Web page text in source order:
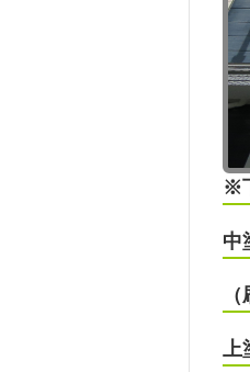
※
中
上